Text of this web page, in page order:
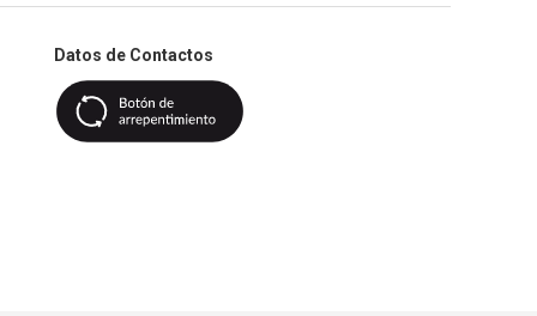
Datos de Contactos